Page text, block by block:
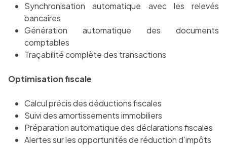
Synchronisation automatique avec les relevés
bancaires
Génération automatique des documents
comptables
Traçabilité complète des transactions
Optimisation fiscale
Calcul précis des déductions fiscales
Suivi des amortissements immobiliers
Préparation automatique des déclarations fiscales
Alertes sur les opportunités de réduction d’impôts